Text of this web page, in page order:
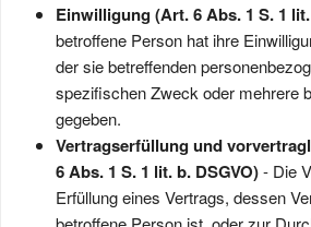
Einwilligung (Art. 6 Abs. 1 S. 1
betroffene Person hat ihre
der sie betreffenden
spezifischen Zweck oder mehrere
gegeben.
Vertragserfüllung und
6 Abs. 1 S. 1 lit. b. DSGVO)- Die
Erfüllung eines Vertrags, dessen